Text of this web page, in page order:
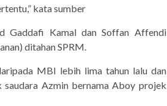
kata sumber
Gaddafi Kamal dan Soffan Affendi
ditahan SPRM.
MBI lebih lima tahun lalu dan
saudara Azmin bernama Aboy projek